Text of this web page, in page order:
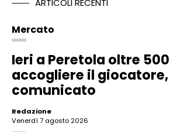
ARTICOLI RECENTI
Mercato
Ieri a Peretola oltre
accogliere il
comunicato
Redazione
venerdì 7 agosto 2026